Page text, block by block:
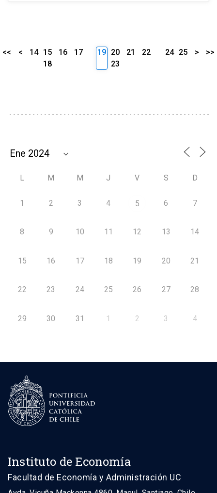
<< < 14 15 16
17
18
19 20 21
22
23
24 25 > >>
L M M J V S D
1 2 3 4 5 6 7
8 9 10 11 12 13 14
15 16 17 18 19 20 21
22 23 24 25 26 27 28
29 30 31 1 2 3 4
Instituto de Economía
Facultad de Economía y Administración UC